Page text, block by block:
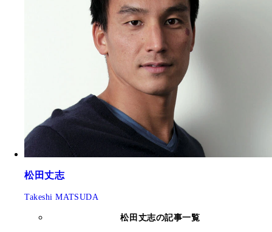
松田丈志
Takeshi MATSUDA
松田丈志の記事一覧